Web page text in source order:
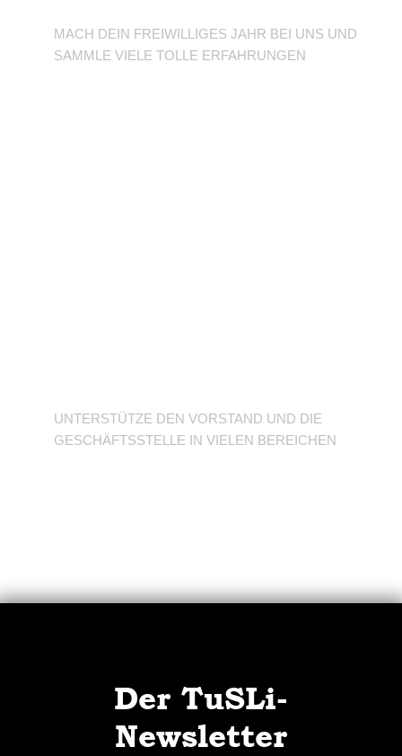
MACH DEIN FREIWILLIGES JAHR BEI UNS UND
SAMMLE VIELE TOLLE ERFAHRUNGEN
UNTERSTÜTZE DEN VORSTAND UND DIE
GESCHÄFTSSTELLE IN VIELEN BEREICHEN
Der TuSLi-
Newsletter